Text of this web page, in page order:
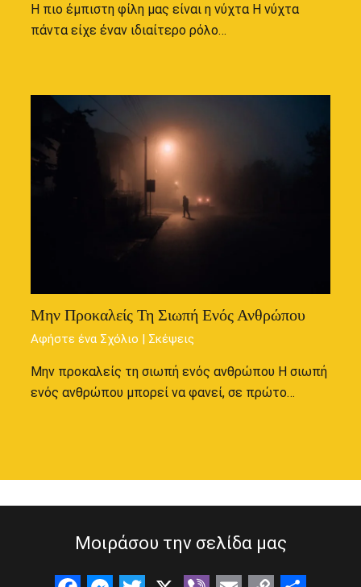
Η πιο έμπιστη φίλη μας είναι η νύχτα Η νύχτα
πάντα είχε έναν ιδιαίτερο ρόλο…
Μην Προκαλείς Τη Σιωπή Ενός Ανθρώπου
Αφήστε ένα Σχόλιο | Σκέψεις
Μην προκαλείς τη σιωπή ενός ανθρώπου Η σιωπή
ενός ανθρώπου μπορεί να φανεί, σε πρώτο…
Μοιράσου την σελίδα μας